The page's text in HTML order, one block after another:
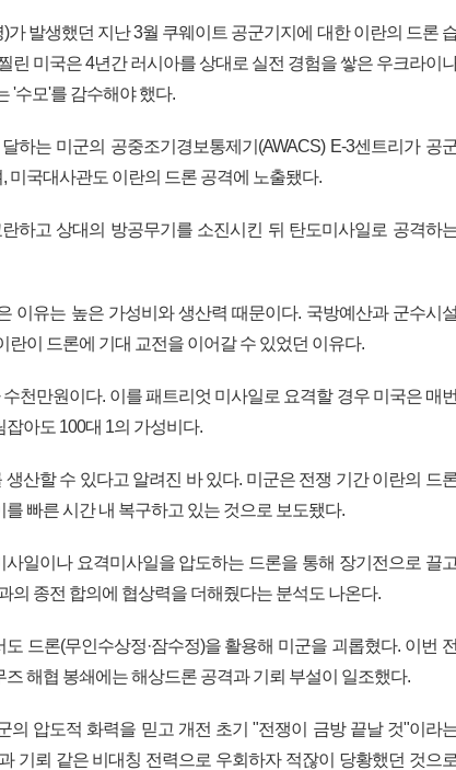
가 발생했던 지난 3월 쿠웨이트 공군기지에 대한 이란의 드론
린 미국은 4년간 러시아를 상대로 실전 경험을 쌓은 우크라이
'수모'를 감수해야 했다.
하는 미군의 공중조기경보통제기(AWACS) E-3센트리가 공
미국대사관도 이란의 드론 공격에 노출됐다.
하고 상대의 방공무기를 소진시킨 뒤 탄도미사일로 공격하
이유는 높은 가성비와 생산력 때문이다. 국방예산과 군수시설
란이 드론에 기대 교전을 이어갈 수 있었던 이유다.
천만원이다. 이를 패트리엇 미사일로 요격할 경우 미국은 매번
아도 100대 1의 가성비다.
산할 수 있다고 알려진 바 있다. 미군은 전쟁 기간 이란의 드
빠른 시간 내 복구하고 있는 것으로 보도됐다.
일이나 요격미사일을 압도하는 드론을 통해 장기전으로 끌고
의 종전 합의에 협상력을 더해줬다는 분석도 나온다.
드론(무인수상정·잠수정)을 활용해 미군을 괴롭혔다. 이번 전
해협 봉쇄에는 해상드론 공격과 기뢰 부설이 일조했다.
의 압도적 화력을 믿고 개전 초기 "전쟁이 금방 끝날 것"이라
기뢰 같은 비대칭 전력으로 우회하자 적잖이 당황했던 것으로